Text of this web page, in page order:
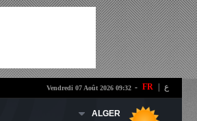
- FR ع Vendredi 07 Août 2026 09:32
ALGER